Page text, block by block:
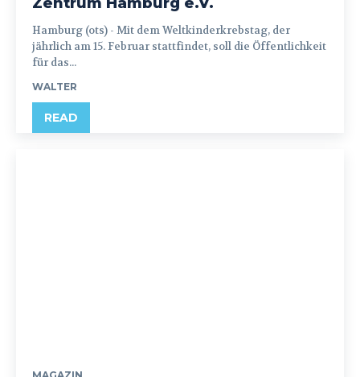
Zentrum Hamburg e.V.
Hamburg (ots) - Mit dem Weltkinderkrebstag, der
jährlich am 15. Februar stattfindet, soll die Öffentlichkeit
für das...
WALTER
READ